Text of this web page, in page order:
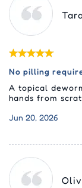
No pilling
A topical
hands from
Jun 20, 2026